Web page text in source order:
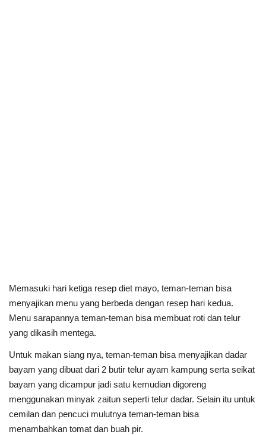
Memasuki hari ketiga resep diet mayo, teman-teman bisa
menyajikan menu yang berbeda dengan resep hari kedua.
Menu sarapannya teman-teman bisa membuat roti dan telur
yang dikasih mentega.
Untuk makan siang nya, teman-teman bisa menyajikan dadar
bayam yang dibuat dari 2 butir telur ayam kampung serta seikat
bayam yang dicampur jadi satu kemudian digoreng
menggunakan minyak zaitun seperti telur dadar. Selain itu untuk
cemilan dan pencuci mulutnya teman-teman bisa
menambahkan tomat dan buah pir.